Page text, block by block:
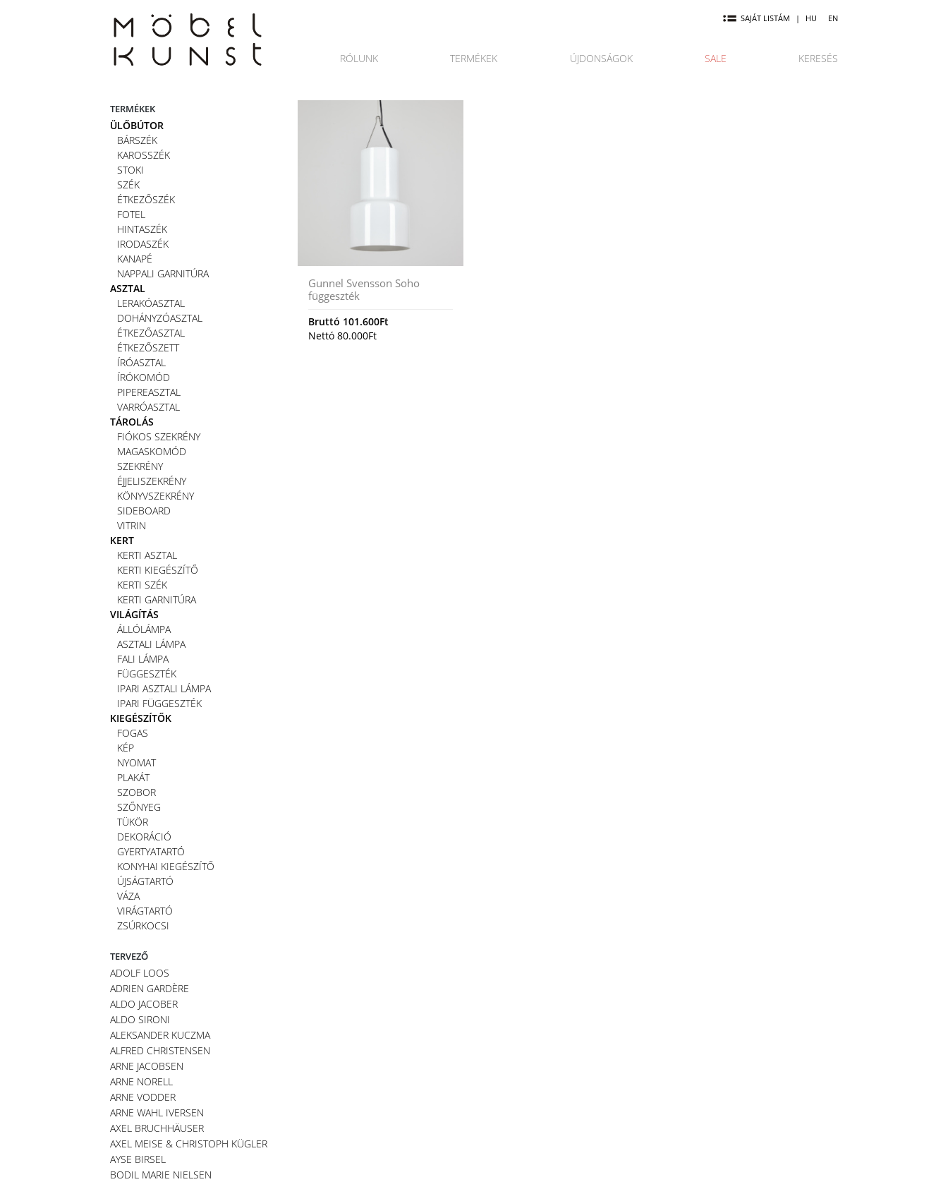
SAJÁT LISTÁM | HU EN
RÓLUNK TERMÉKEK ÚJDONSÁGOK SALE KERESÉS
TERMÉKEK
ÜLŐBÚTOR
BÁRSZÉK
KAROSSZÉK
STOKI
SZÉK
ÉTKEZŐSZÉK
FOTEL
HINTASZÉK
IRODASZÉK
KANAPÉ
NAPPALI GARNITÚRA
ASZTAL
LERAKÓASZTAL
DOHÁNYZÓASZTAL
ÉTKEZŐASZTAL
ÉTKEZŐSZETT
ÍRÓASZTAL
ÍRÓKOMÓD
PIPEREASZTAL
VARRÓASZTAL
TÁROLÁS
FIÓKOS SZEKRÉNY
MAGASKOMÓD
SZEKRÉNY
ÉJJELISZEKRÉNY
KÖNYVSZEKRÉNY
SIDEBOARD
VITRIN
KERT
KERTI ASZTAL
KERTI KIEGÉSZÍTŐ
KERTI SZÉK
KERTI GARNITÚRA
VILÁGÍTÁS
ÁLLÓLÁMPA
ASZTALI LÁMPA
FALI LÁMPA
FÜGGESZTÉK
IPARI ASZTALI LÁMPA
IPARI FÜGGESZTÉK
KIEGÉSZÍTŐK
FOGAS
KÉP
NYOMAT
PLAKÁT
SZOBOR
SZŐNYEG
TÜKÖR
DEKORÁCIÓ
GYERTYATARTÓ
KONYHAI KIEGÉSZÍTŐ
ÚJSÁGTARTÓ
VÁZA
VIRÁGTARTÓ
ZSÚRKOCSI
TERVEZŐ
ADOLF LOOS
ADRIEN GARDÈRE
ALDO JACOBER
ALDO SIRONI
ALEKSANDER KUCZMA
ALFRED CHRISTENSEN
ARNE JACOBSEN
ARNE NORELL
ARNE VODDER
ARNE WAHL IVERSEN
AXEL BRUCHHÄUSER
AXEL MEISE & CHRISTOPH KÜGLER
AYSE BIRSEL
BODIL MARIE NIELSEN
Gunnel Svensson Soho
függeszték
Bruttó 101.600Ft
Nettó 80.000Ft